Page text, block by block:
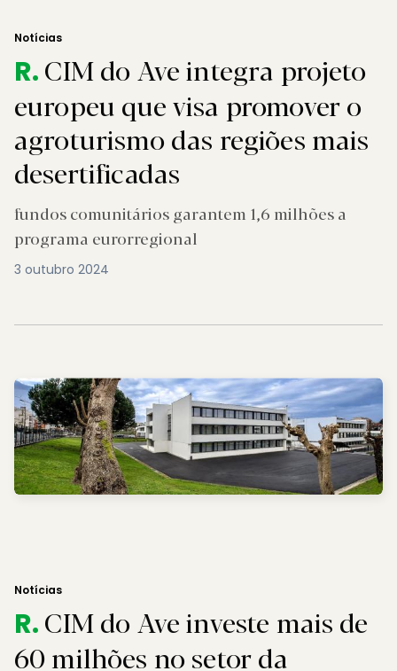
Notícias
R.CIM do Ave integra projeto
europeu que visa promover o
agroturismo das regiões mais
desertificadas
fundos comunitários garantem 1,6 milhões a
programa eurorregional
3 outubro 2024
Notícias
R.CIM do Ave investe mais de
60 milhões no setor da